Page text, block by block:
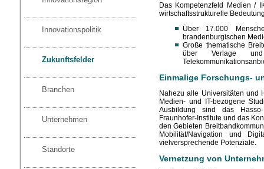
Innovationspolitik
Zukunftsfelder
Branchen
Unternehmen
Standorte
Das Kompetenzfeld Medien /
wirtschaftsstrukturelle
Über 17.000
brandenburgischen
Große thematische
über Verlage
Einmalige Forschungs-
Nahezu alle Universitäten und
Medien- und IT-bezogene
Ausbildung sind das
Fraunhofer-Institute und das
den Gebieten
Mobilität/Navigation und
vielversprechende Potenziale.
Vernetzung von